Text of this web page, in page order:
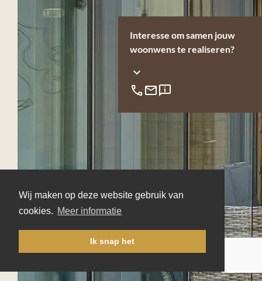
Wij maken op deze website gebruik van
cookies. Meer informatie
Ik snap het
Interesse om samen jouw
woonwens te realiseren?